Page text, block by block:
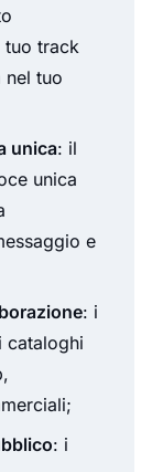
tuo track
tuo
unica: il
unica
e
: i
cataloghi
: i